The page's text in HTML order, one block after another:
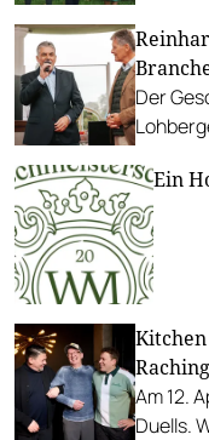
Der
Ein
Am 12.
Duells.